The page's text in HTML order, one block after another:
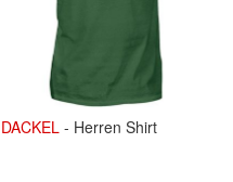
DACKEL - Herren Shirt